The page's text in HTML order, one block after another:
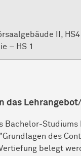
II, HS4
– HS 1
das
Bachelor-Studiums
des
belegt